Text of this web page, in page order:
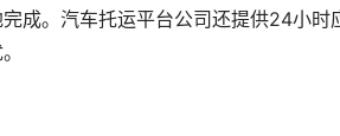
成。汽车托运平台公司还提供24小时